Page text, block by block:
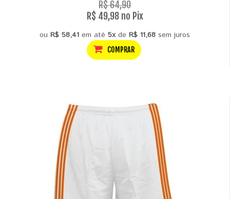
R$ 64,90
R$ 49,98 no Pix
ou R$ 58,41 em até 5xde R$ 11,68 sem juros
COMPRAR